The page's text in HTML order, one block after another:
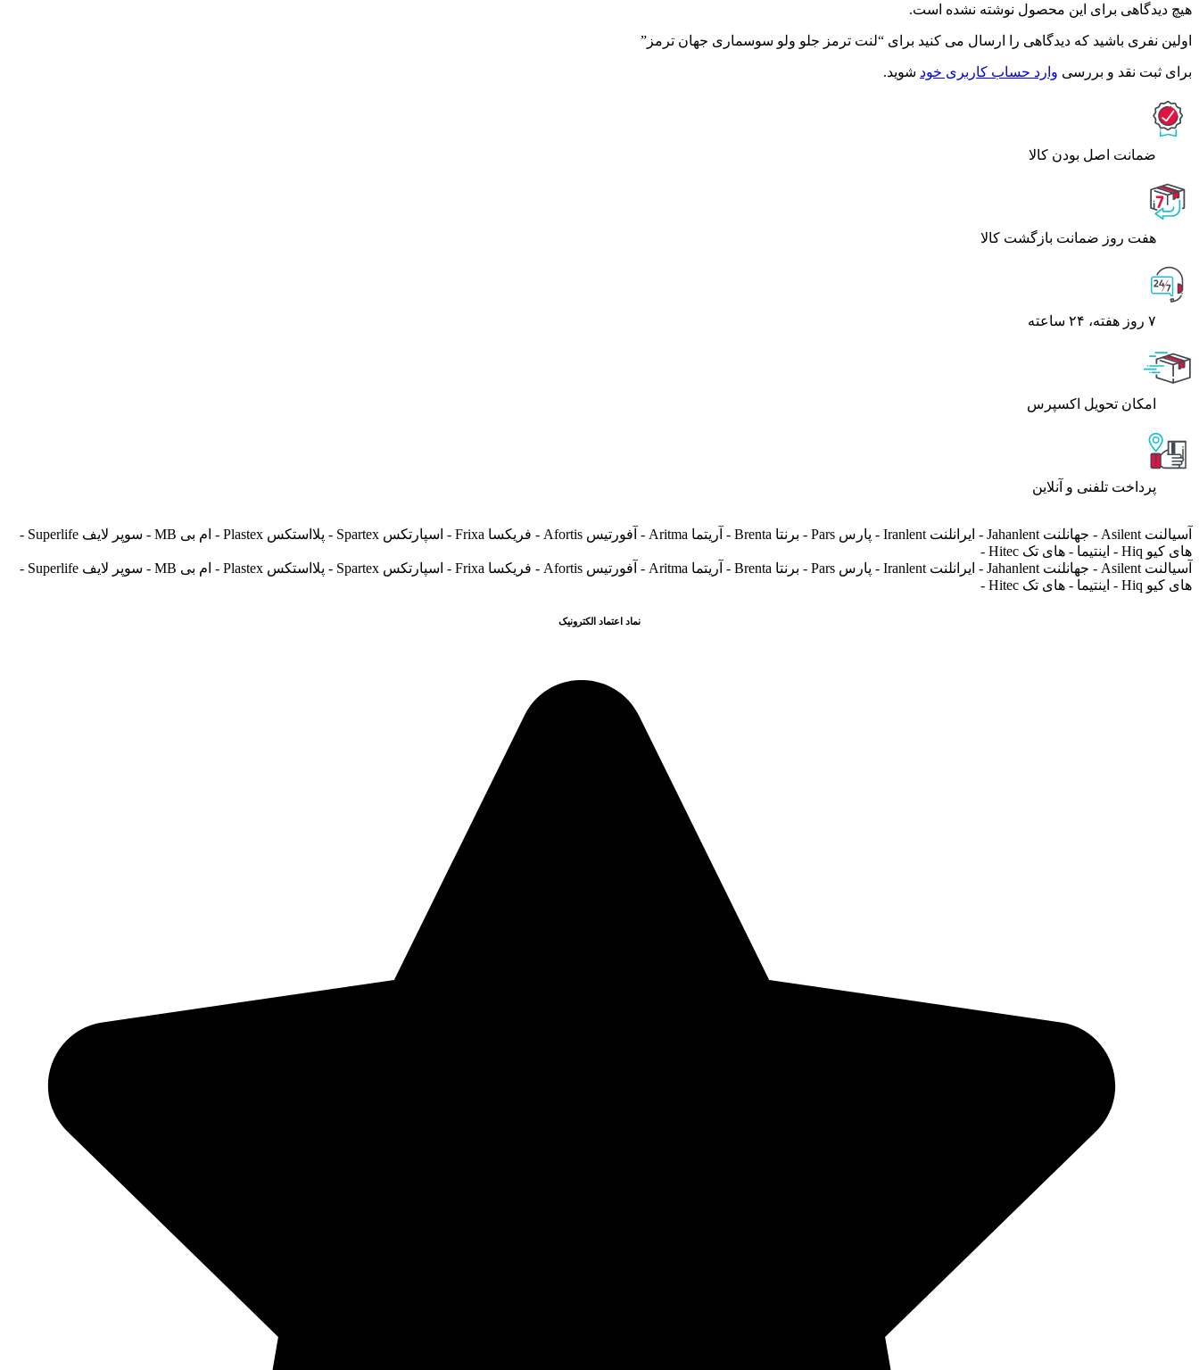
هیچ دیدگاهی برای این محصول نوشته نشده است.
اولین نفری باشید که دیدگاهی را ارسال می کنید برای “لنت ترمز جلو ولو سوسماری جهان ترمز”
برای ثبت نقد و بررسی وارد حساب کاربری خود شوید.
ﺿﻤﺎﻧﺖ اﺻﻞ ﺑﻮدن ﮐﺎﻟﺎ
هفت روز ضمانت بازگشت کالا
۷ روز ﻫﻔﺘﻪ، ۲۴ ﺳﺎﻋﺘﻪ
اﻣﮑﺎن ﺗﺤﻮﯾﻞ اﮐﺴﭙﺮس
پرداخت تلفنی و آنلاین
آسیالنت Asilent - جهانلنت Jahanlent - ایرانلنت Iranlent - پارس Pars - برنتا Brenta - آریتما Aritma - آفورتیس Afortis - فریکسا Frixa - اسپارتکس Spartex - پلااستکس Plastex - ام بی MB - سوپر لایف Superlife -
های کیو Hiq - اینتیما - های تک Hitec -
آسیالنت Asilent - جهانلنت Jahanlent - ایرانلنت Iranlent - پارس Pars - برنتا Brenta - آریتما Aritma - آفورتیس Afortis - فریکسا Frixa - اسپارتکس Spartex - پلااستکس Plastex - ام بی MB - سوپر لایف Superlife -
های کیو Hiq - اینتیما - های تک Hitec -
نماد اعتماد الکترونیک